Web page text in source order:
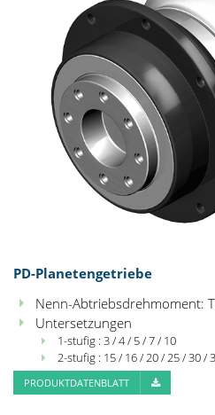
PD-Planetengetriebe
Nenn-Abtriebsdrehmoment:
Untersetzungen
1-stufig : 3 / 4 / 5 / 7 / 10
2-stufig : 15 / 16 / 20 / 25 / 30 /
PRODUKTDATENBLATT